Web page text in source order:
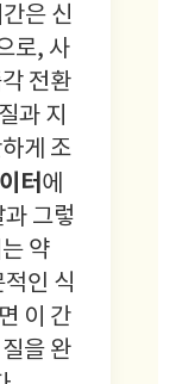
은 신
로, 사
전환
과 지
게 조
터 에
그렇
약
인 식
이 간
을 완